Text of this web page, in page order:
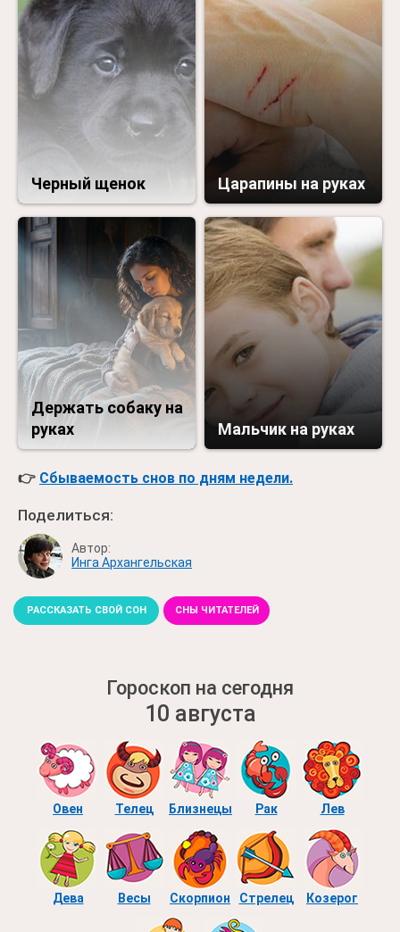
Черный щенок Царапины на руках
Держать собаку на
руках
Мальчик на руках
👉 Сбываемость снов по дням недели.
Поделиться:
Автор:
Инга Архангельская
РАССКАЗАТЬ СВОЙ СОН СНЫ ЧИТАТЕЛЕЙ
Гороскоп на сегодня
10 августа
Овен Телец Близнецы Рак Лев
Дева Весы Скорпион Стрелец Козерог